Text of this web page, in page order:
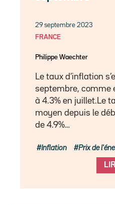
29 septembre 2023
FRANCE
Philippe Waechter
Le taux d’inflation
septembre, comme
à 4.3% en juillet.Le
moyen depuis le
de 4.9%…
Inflation Prix de